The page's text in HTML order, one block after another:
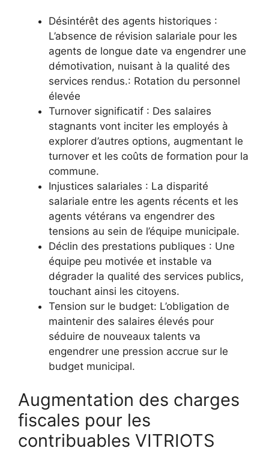
Désintérêt des agents historiques :
L’absence de révision salariale pour les
agents de longue date va engendrer une
démotivation, nuisant à la qualité des
services rendus.: Rotation du personnel
élevée
Turnover significatif : Des salaires
stagnants vont inciter les employés à
explorer d’autres options, augmentant le
turnover et les coûts de formation pour la
commune.
Injustices salariales : La disparité
salariale entre les agents récents et les
agents vétérans va engendrer des
tensions au sein de l’équipe municipale.
Déclin des prestations publiques : Une
équipe peu motivée et instable va
dégrader la qualité des services publics,
touchant ainsi les citoyens.
Tension sur le budget: L’obligation de
maintenir des salaires élevés pour
séduire de nouveaux talents va
engendrer une pression accrue sur le
budget municipal.
Augmentation des charges
fiscales pour les
contribuables VITRIOTS